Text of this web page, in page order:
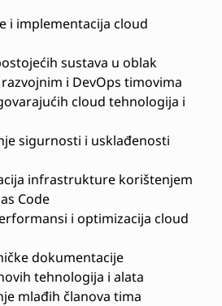
i implementacija cloud
sustava u oblak
i DevOps timovima
cloud tehnologija i
sigurnosti i usklađenosti
infrastrukture korištenjem
Code
i optimizacija cloud
dokumentacije
tehnologija i alata
mlađih članova tima